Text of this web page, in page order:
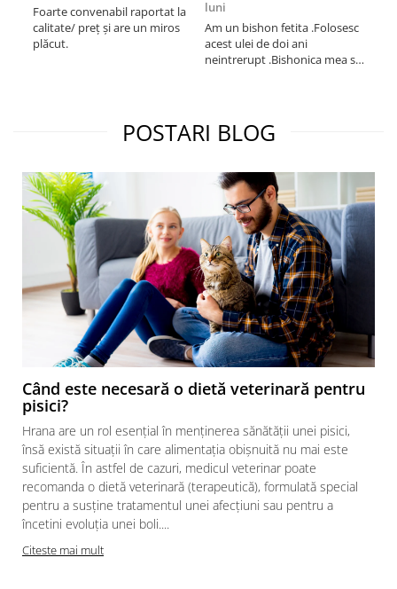
Foarte convenabil raportat la
calitate/ preț și are un miros
plăcut.
luni
Am un bishon fetita .Folosesc
acest ulei de doi ani
neintrerupt .Bishonica mea se
treia comanda recomand cu
mult drag !
POSTARI BLOG
Când este necesară o dietă veterinară pentru
pisici?
Hrana are un rol esențial în menținerea sănătății unei pisici,
însă există situații în care alimentația obișnuită nu mai este
suficientă. În astfel de cazuri, medicul veterinar poate
recomanda o dietă veterinară (terapeutică), formulată special
pentru a susține tratamentul unei afecțiuni sau pentru a
încetini evoluția unei boli....
Citeste mai mult